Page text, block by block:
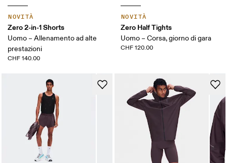
NOVITÀ
Zero 2-in-1 Shorts
Uomo – Allenamento ad alte
prestazioni
CHF 140.00
NOVITÀ
Zero Half Tights
Uomo – Corsa, giorno di gara
CHF 120.00